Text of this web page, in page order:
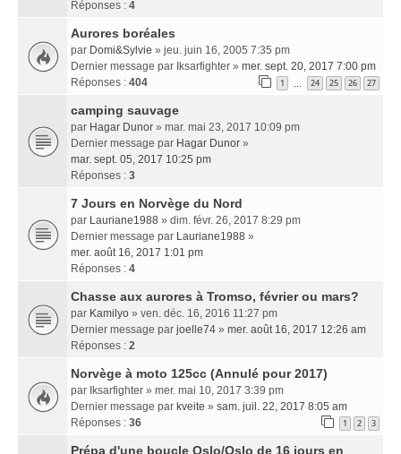
Réponses : 4
Aurores boréales
par Domi&Sylvie » jeu. juin 16, 2005 7:35 pm
Dernier message par Iksarfighter » mer. sept. 20, 2017 7:00 pm
Réponses : 404 1 … 24 25 26 27
camping sauvage
par Hagar Dunor » mar. mai 23, 2017 10:09 pm
Dernier message par Hagar Dunor »
mar. sept. 05, 2017 10:25 pm
Réponses : 3
7 Jours en Norvège du Nord
par Lauriane1988 » dim. févr. 26, 2017 8:29 pm
Dernier message par Lauriane1988 »
mer. août 16, 2017 1:01 pm
Réponses : 4
Chasse aux aurores à Tromso, février ou mars?
par Kamilyo » ven. déc. 16, 2016 11:27 pm
Dernier message par joelle74 » mer. août 16, 2017 12:26 am
Réponses : 2
Norvège à moto 125cc (Annulé pour 2017)
par Iksarfighter » mer. mai 10, 2017 3:39 pm
Dernier message par kveite » sam. juil. 22, 2017 8:05 am
Réponses : 36 1 2 3
Prépa d'une boucle Oslo/Oslo de 16 jours en